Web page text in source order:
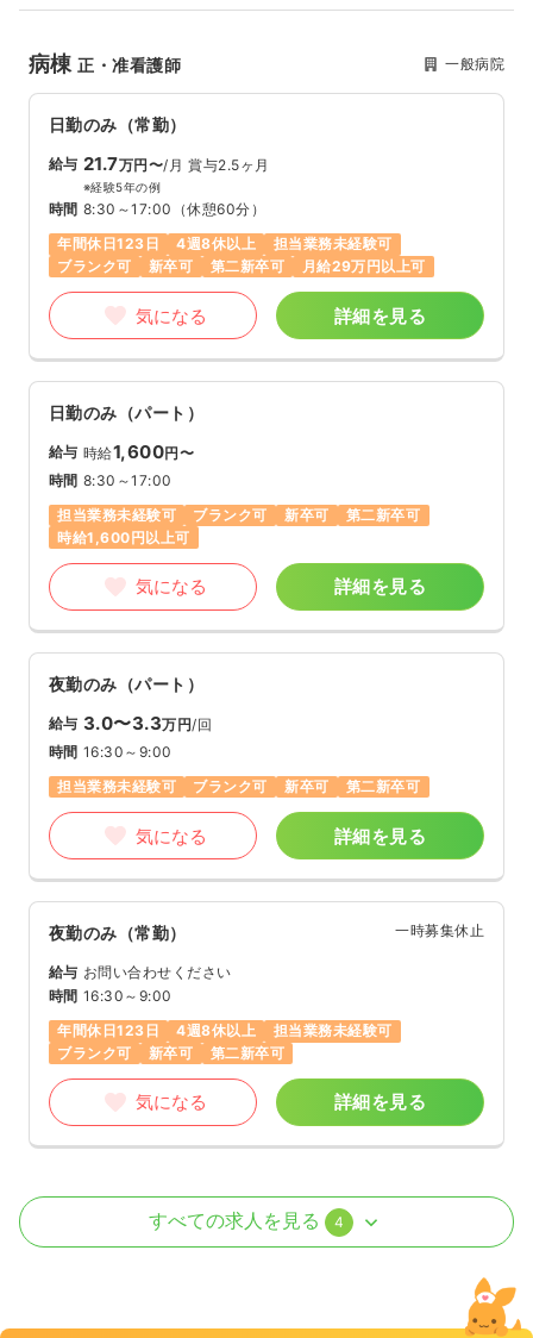
病棟正・准看護師 一般病院
日勤のみ（常勤）
給与 21.7万円〜/月 賞与2.5ヶ月
※経験5年の例
時間 8:30～17:00 （休憩60分）
年間休日123日
4週8休以上
担当業務未経験可
ブランク可
新卒可 第二新卒可 月給29万円以上可
気になる 詳細を見る
日勤のみ（パート）
給与 時給1,600円〜
時間 8:30～17:00
担当業務未経験可
ブランク可 新卒可
第二新卒可
時給1,600円以上可
気になる 詳細を見る
夜勤のみ（パート）
給与 3.0〜3.3万円/回
時間 16:30～9:00
担当業務未経験可
ブランク可 新卒可 第二新卒可
気になる 詳細を見る
夜勤のみ（常勤） 一時募集休止
給与 お問い合わせください
時間 16:30～9:00
年間休日123日
4週8休以上
担当業務未経験可
ブランク可
新卒可 第二新卒可
気になる 詳細を見る
外来 正・准看護師すべての求人を見る 4